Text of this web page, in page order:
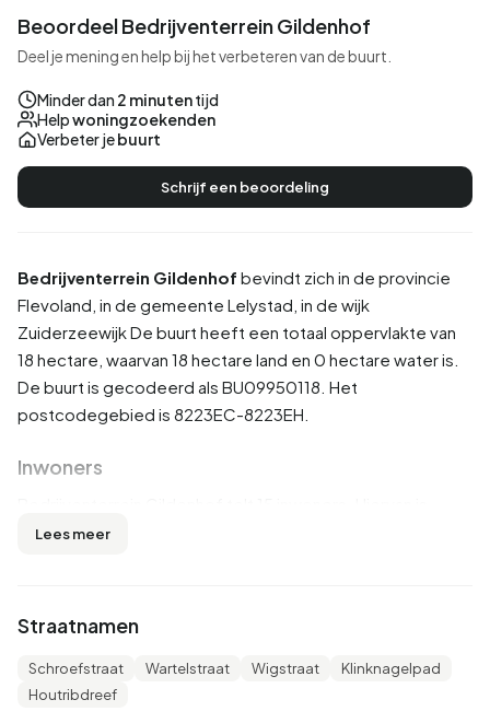
Bedrijventerrein Gildenhof bevindt zich in de provincie
Flevoland , in de gemeente Lelystad , in de wijk
ZuiderzeewijkDe buurt heeft een totaal oppervlakte van
18 hectare, waarvan 18 hectare land en 0 hectare water is.
De buurt is gecodeerd als BU09950118. Het
postcodegebied is 8223EC-8223EH.
Inwoners
33,3% man en 33,3% vrouw. De meeste inwoners zijn 15
inwoners komen uit Nederland.
Er zijn 5 huishoudens in Bedrijventerrein Gildenhof. 0,0%
Lees meer
Straatnamen
Schroefstraat Wartelstraat Wigstraat
Klinknagelpad
Houtribdreef
Beoordeel Bedrijventerrein Gildenhof
Deel je mening en help bij het verbeteren van de buurt.
Minder dan 2 minutentijd
Helpwoningzoekenden
Verbeter jebuurt
Schrijf een beoordeling